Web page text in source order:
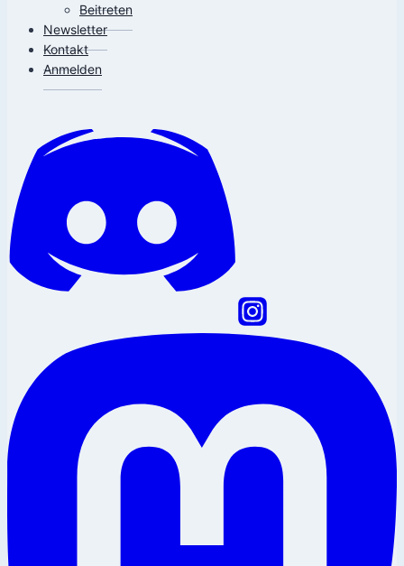
Beitreten
Newsletter
Kontakt
Anmelden